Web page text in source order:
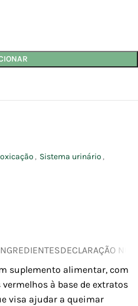
, Sistema urinário ,
DECLARAÇÃO
suplemento alimentar, com
à base de extratos
visa ajudar a queimar